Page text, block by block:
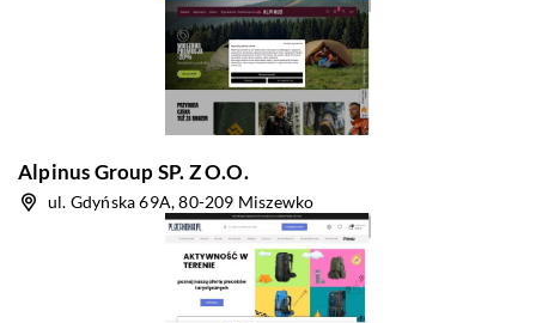
Alpinus Group SP. Z O.O.
ul. Gdyńska 69A, 80-209 Miszewko